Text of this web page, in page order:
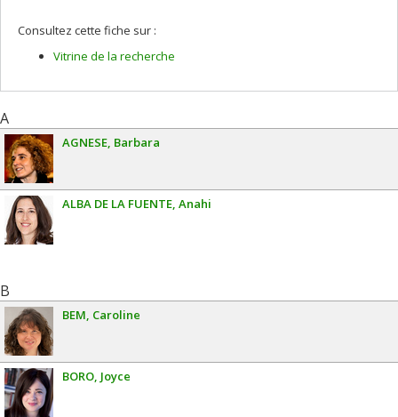
Consultez cette fiche sur :
Vitrine de la recherche
A
AGNESE Barbara
ALBA DE LA FUENTE Anahi
B
BEM Caroline
BORO Joyce